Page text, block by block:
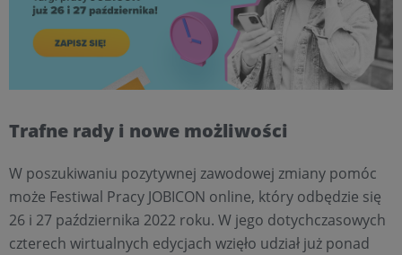
Trafne rady i nowe możliwości
W poszukiwaniu pozytywnej zawodowej zmiany pomóc
może Festiwal Pracy JOBICON online, który odbędzie się
26 i 27 października 2022 roku. W jego dotychczasowych
czterech wirtualnych edycjach wzięło udział już ponad